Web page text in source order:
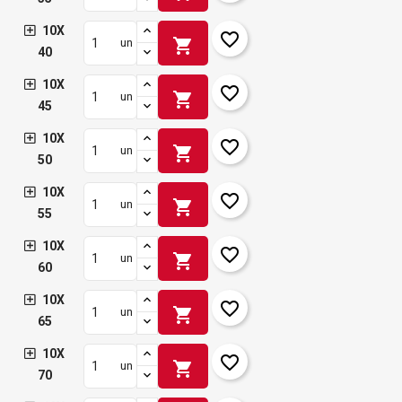
10X
40
un shopping_cart favorite_border
10X
45
un shopping_cart favorite_border
10X
50
un shopping_cart favorite_border
10X
55
un shopping_cart favorite_border
10X
60
un shopping_cart favorite_border
10X
65
un shopping_cart favorite_border
10X
70
un shopping_cart favorite_border